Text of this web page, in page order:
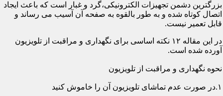
بزرگترین دشمن تجهیزات الکترونیکی،گرد و غبار است که باعث ایجاد
اتصال کوتاه شده و به طور بالقوه به صفحه آن آسیب می رساند و
قابل تعمیر نیست.
در این مقاله ۱۲ نکته اساسی برای نگهداری و مراقبت از تلویزیون
آورده شده است.
نحوه نگهداری و مراقبت از تلویزیون
۱.در صورت عدم تماشای تلویزیون آن را خاموش کنید